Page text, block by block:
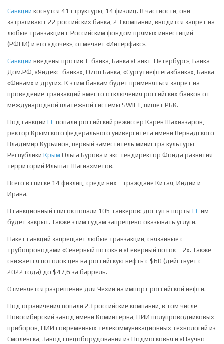
Санкции коснутся 41 структуры, 14 физлиц. В частности, они
затрагивают 22 российских банка, 23 компании, вводится запрет на
любые транзакции с Российским фондом прямых инвестиций
(РФПИ) и его «дочек», отмечает «Интерфакс».
Санкции введены против Т-банка, Банка «Санкт-Петербург», Банка
Дом.РФ, «Яндекс-банка», Ozon Банка, «Сургутнефтегазбанка», Банка
«Финам» и других. К этим банкам будет применяться запрет на
проведение транзакций вместо отключения российских банков от
международной платежной системы SWIFT, пишет РБК.
Под санкции ЕС попали российский режиссер Карен Шахназаров,
ректор Крымского федерального университета имени Вернадского
Владимир Курьянов, первый заместитель министра культуры
Республики Крым Ольга Бурова и экс-гендиректор Фонда развития
территорий Ильшат Шагиахметов.
Всего в списке 14 физлиц, среди них – граждане Китая, Индии и
Ирана.
В санкционный список попали 105 танкеров: доступ в порты ЕС им
будет закрыт. Также этим судам запрещено оказывать услуги.
Пакет санкций запрещает любые транзакции, связанные с
трубопроводами «Северный поток» и «Северный поток – 2». Также
снижается потолок цен на российскую нефть с $60 (действует с
2022 года) до $47,6 за баррель.
Отменяется разрешение для Чехии на импорт российской нефти.
Под ограничения попали 23 российские компании, в том числе
Новосибирский завод имени Коминтерна, НИИ полупроводниковых
приборов, НИИ современных телекоммуникационных технологий из
Смоленска, Завод спецоборудования из Подмосковья и «Научно-